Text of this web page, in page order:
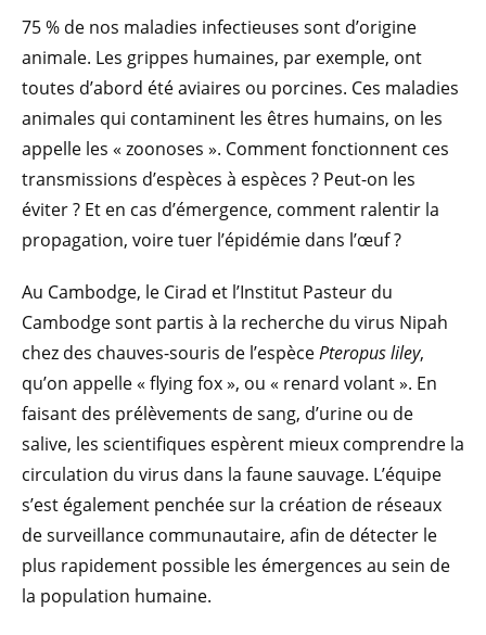
75 % de nos maladies infectieuses sont d’origine
animale. Les grippes humaines, par exemple, ont
toutes d’abord été aviaires ou porcines. Ces maladies
animales qui contaminent les êtres humains, on les
appelle les « zoonoses ». Comment fonctionnent ces
transmissions d’espèces à espèces ? Peut-on les
éviter ? Et en cas d’émergence, comment ralentir la
propagation, voire tuer l’épidémie dans l’œuf ?
Au Cambodge, le Cirad et l’Institut Pasteur du
Cambodge sont partis à la recherche du virus Nipah
chez des chauves-souris de l’espècePteropus liley,
qu’on appelle « flying fox », ou « renard volant ». En
faisant des prélèvements de sang, d’urine ou de
salive, les scientifiques espèrent mieux comprendre la
circulation du virus dans la faune sauvage. L’équipe
s’est également penchée sur la création de réseaux
de surveillance communautaire, afin de détecter le
plus rapidement possible les émergences au sein de
la population humaine.